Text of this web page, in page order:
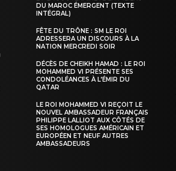
DU MAROC ÉMERGENT (TEXTE
INTÉGRAL)
FÊTE DU TRÔNE : SM LE ROI
ADRESSERA UN DISCOURS À LA
NATION MERCREDI SOIR
DÉCÈS DE CHEIKH HAMAD : LE ROI
MOHAMMED VI PRÉSENTE SES
CONDOLÉANCES À L’ÉMIR DU
QATAR
LE ROI MOHAMMED VI REÇOIT LE
NOUVEL AMBASSADEUR FRANÇAIS
PHILIPPE LALLIOT AUX CÔTÉS DE
SES HOMOLOGUES AMÉRICAIN ET
EUROPÉEN ET NEUF AUTRES
AMBASSADEURS